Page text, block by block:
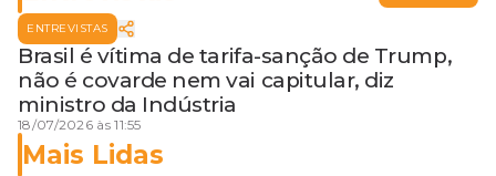
ENTREVISTAS
Brasil é vítima de tarifa-sanção de Trump,
não é covarde nem vai capitular, diz
ministro da Indústria
18/07/2026 às 11:55
Mais Lidas